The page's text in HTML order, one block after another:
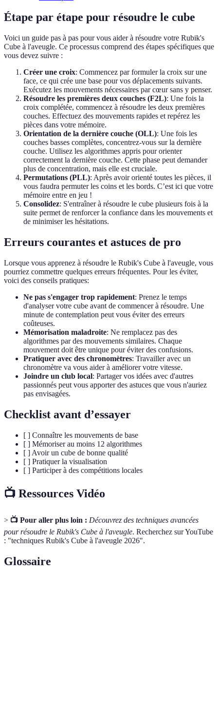
Étape par étape pour résoudre le cube
Voici un guide pas à pas pour vous aider à résoudre votre Rubik's
Cube à l'aveugle. Ce processus comprend des étapes spécifiques que
vous devez suivre :
Créer une croix: Commencez par formuler la croix sur une
face, ce qui crée une base pour vos déplacements suivants.
Exécutez les mouvements nécessaires par cœur sans y penser.
Résoudre les premières deux couches (F2L): Une fois la
croix complétée, commencez à résoudre les deux premières
couches. Effectuez des mouvements rapides et repérez les
pièces dans votre mémoire.
Orientation de la dernière couche (OLL): Une fois les
couches basses complètes, concentrez-vous sur la dernière
couche. Utilisez les algorithmes appris pour orienter
correctement la dernière couche. Cette phase peut demander
plus de concentration, mais elle est cruciale.
Permutations (PLL): Après avoir orienté toutes les pièces, il
vous faudra permuter les coins et les bords. C’est ici que votre
mémoire entre en jeu !
Consolidez: S'entraîner à résoudre le cube plusieurs fois à la
suite permet de renforcer la confiance dans les mouvements et
de minimiser les hésitations.
Erreurs courantes et astuces de pro
Lorsque vous apprenez à résoudre le Rubik's Cube à l'aveugle, vous
pourriez commettre quelques erreurs fréquentes. Pour les éviter,
voici des conseils pratiques:
Ne pas s'engager trop rapidement: Prenez le temps
d'analyser votre cube avant de commencer à résoudre. Une
minute de contemplation peut vous éviter des erreurs
coûteuses.
Mémorisation maladroite: Ne remplacez pas des
algorithmes par des mouvements similaires. Chaque
mouvement doit être unique pour éviter des confusions.
Pratiquer avec des chronomètres: Travailler avec un
chronomètre va vous aider à améliorer votre vitesse.
Joindre un club local: Partager vos idées avec d'autres
passionnés peut vous apporter des astuces que vous n'auriez
pas envisagées.
Checklist avant d’essayer
[ ] Connaître les mouvements de base
[ ] Mémoriser au moins 12 algorithmes
[ ] Avoir un cube de bonne qualité
[ ] Pratiquer la visualisation
[ ] Participer à des compétitions locales
📺 Ressources Vidéo
> 📺 Pour aller plus loin : Découvrez des techniques avancées
pour résoudre le Rubik's Cube à l'aveugle. Recherchez sur YouTube
: "techniques Rubik's Cube à l'aveugle 2026".
Glossaire